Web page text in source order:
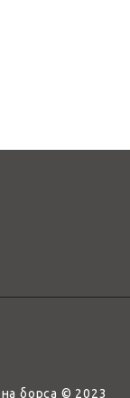
борса © 2023